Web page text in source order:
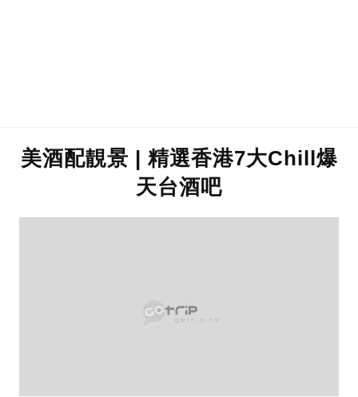
美酒配靚景 | 精選香港7大Chill爆
天台酒吧